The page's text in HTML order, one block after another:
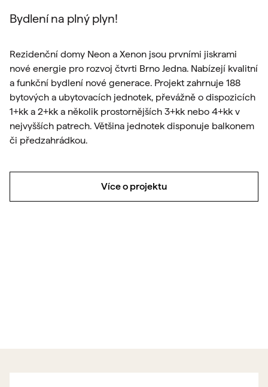
Bydlení na plný plyn!
Rezidenční domy Neon a Xenon jsou prvními jiskrami
nové energie pro rozvoj čtvrti Brno Jedna. Nabízejí kvalitní
a funkční bydlení nové generace. Projekt zahrnuje 188
bytových a ubytovacích jednotek, převážně o dispozicích
1+kk a 2+kk a několik prostornějších 3+kk nebo 4+kk v
nejvyšších patrech. Většina jednotek disponuje balkonem
či předzahrádkou.
Více o projektu